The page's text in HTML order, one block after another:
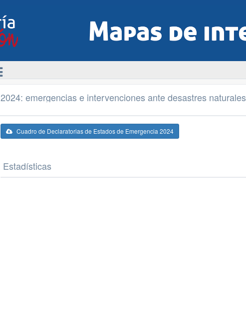
2024: emergencias e intervenciones ante desastres naturales
Cuadro de Declaratorias de Estados de Emergencia 2024
Estadísticas